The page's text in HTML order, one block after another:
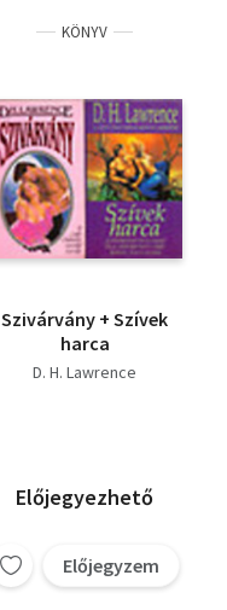
KÖNYV
Szivárvány + Szívek
harca
D. H. Lawrence
Előjegyezhető
Előjegyzem